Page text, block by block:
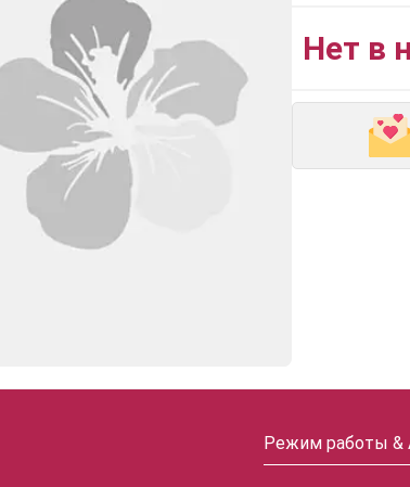
Нет в
Режим работы &